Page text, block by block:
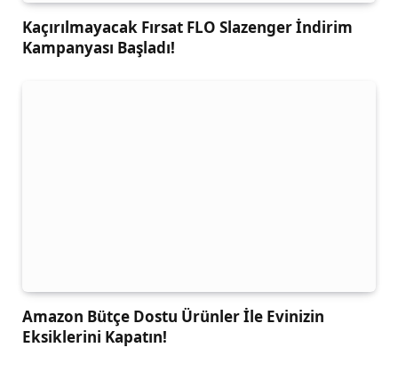
Kaçırılmayacak Fırsat FLO Slazenger İndirim
Kampanyası Başladı!
Amazon Bütçe Dostu Ürünler İle Evinizin
Eksiklerini Kapatın!